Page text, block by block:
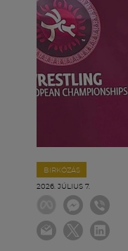
BIRKÓZÁS
2026. JÚLIUS 7.